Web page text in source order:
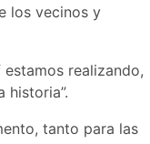
los vecinos y
realizando,
historia”.
tanto para las